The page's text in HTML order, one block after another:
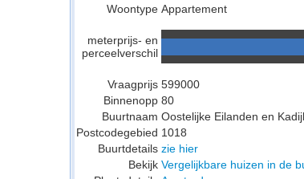
Woontype Appartement
meterprijs- en
perceelverschil
Vraagprijs 599000
Binnenopp 80
Buurtnaam Oostelijke Eilanden en
Postcodegebied 1018
Buurtdetails zie hier
Bekijk Vergelijkbare huizen in de